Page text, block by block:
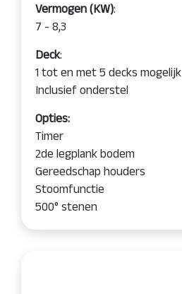
Vermogen (KW):
7 - 8,3
Deck:
1 tot en met 5 decks mogelijk
Inclusief onderstel
Opties:
Timer
2de legplank bodem
Gereedschap houders
Stoomfunctie
500° stenen